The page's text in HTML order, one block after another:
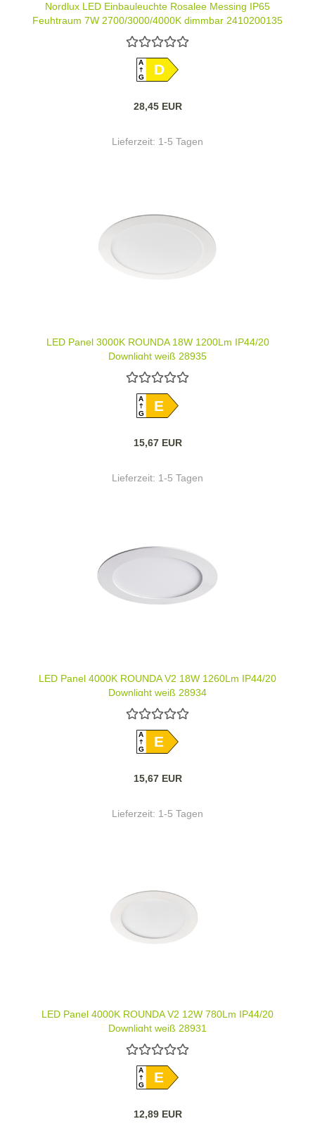
Nordlux LED Einbauleuchte Rosalee Messing IP65
Feuhtraum 7W 2700/3000/4000K dimmbar 2410200135
A
GD
28,45 EUR
Lieferzeit: 1-5 Tagen
LED Panel 3000K ROUNDA 18W 1200Lm IP44/20
Downlight weiß 28935
A
GE
15,67 EUR
Lieferzeit: 1-5 Tagen
LED Panel 4000K ROUNDA V2 18W 1260Lm IP44/20
Downlight weiß 28934
A
GE
15,67 EUR
Lieferzeit: 1-5 Tagen
LED Panel 4000K ROUNDA V2 12W 780Lm IP44/20
Downlight weiß 28931
A
GE
12,89 EUR